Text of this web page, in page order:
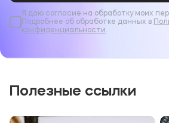
В социальных сетях
мероприятиях больше.
группаВКонтактеиТелеграм.
Я даю согласие на обработку моих
Подробнее об обработке данных в
конфиденциальности .
Полезные ссылки